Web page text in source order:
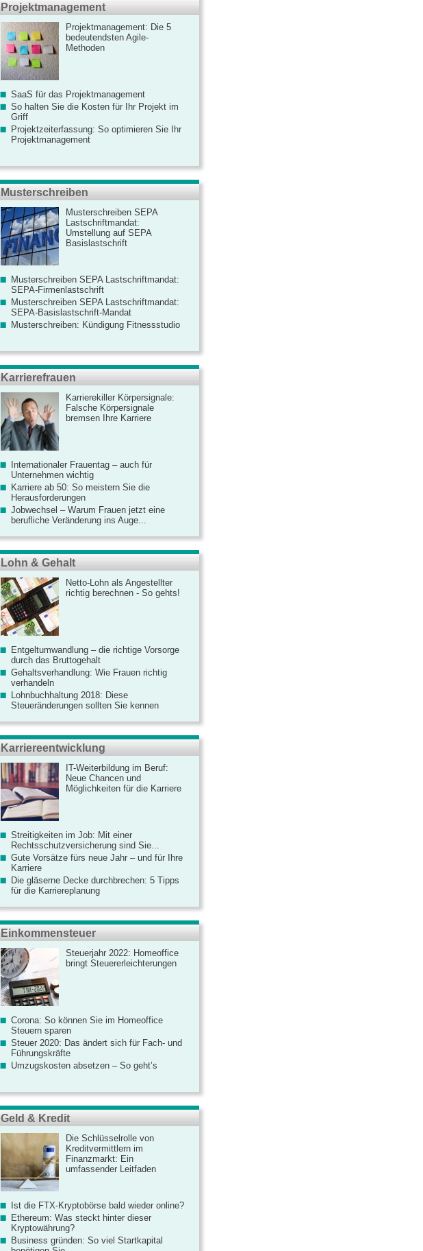
Projektmanagement
Projektmanagement: Die 5
bedeutendsten Agile-
Methoden
SaaS für das Projektmanagement
So halten Sie die Kosten für Ihr Projekt im
Griff
Projektzeiterfassung: So optimieren Sie Ihr
Projektmanagement
Musterschreiben
Musterschreiben SEPA
Lastschriftmandat:
Umstellung auf SEPA
Basislastschrift
Musterschreiben SEPA Lastschriftmandat:
SEPA-Firmenlastschrift
Musterschreiben SEPA Lastschriftmandat:
SEPA-Basislastschrift-Mandat
Musterschreiben: Kündigung Fitnessstudio
Karrierefrauen
Karrierekiller Körpersignale:
Falsche Körpersignale
bremsen Ihre Karriere
Internationaler Frauentag – auch für
Unternehmen wichtig
Karriere ab 50: So meistern Sie die
Herausforderungen
Jobwechsel – Warum Frauen jetzt eine
berufliche Veränderung ins Auge...
Lohn & Gehalt
Netto-Lohn als Angestellter
richtig berechnen - So gehts!
Entgeltumwandlung – die richtige Vorsorge
durch das Bruttogehalt
Gehaltsverhandlung: Wie Frauen richtig
verhandeln
Lohnbuchhaltung 2018: Diese
Steueränderungen sollten Sie kennen
Karriereentwicklung
IT-Weiterbildung im Beruf:
Neue Chancen und
Möglichkeiten für die Karriere
Streitigkeiten im Job: Mit einer
Rechtsschutzversicherung sind Sie...
Gute Vorsätze fürs neue Jahr – und für Ihre
Karriere
Die gläserne Decke durchbrechen: 5 Tipps
für die Karriereplanung
Einkommensteuer
Steuerjahr 2022: Homeoffice
bringt Steuererleichterungen
Corona: So können Sie im Homeoffice
Steuern sparen
Steuer 2020: Das ändert sich für Fach- und
Führungskräfte
Umzugskosten absetzen – So geht’s
Geld & Kredit
Die Schlüsselrolle von
Kreditvermittlern im
Finanzmarkt: Ein
umfassender Leitfaden
Ist die FTX-Kryptobörse bald wieder online?
Ethereum: Was steckt hinter dieser
Kryptowährung?
Business gründen: So viel Startkapital